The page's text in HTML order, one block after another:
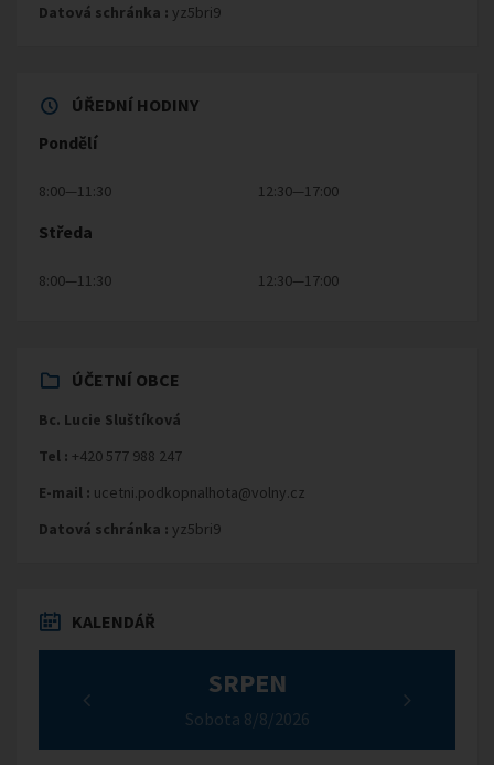
Datová schránka : yz5bri9
ÚŘEDNÍ HODINY
Pondělí
8:00—11:30 12:30—17:00
Středa
8:00—11:30 12:30—17:00
ÚČETNÍ OBCE
Bc. Lucie Sluštíková
Tel : +420 577 988 247
E-mail : ucetni.podkopnalhota@volny.cz
Datová schránka : yz5bri9
KALENDÁŘ
SRPEN
Sobota 8/8/2026